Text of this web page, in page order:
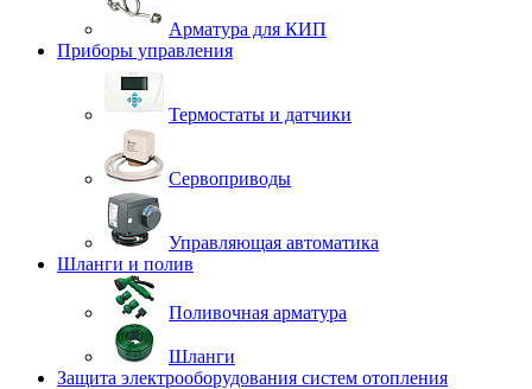
Арматура для КИП
Приборы управления
Термостаты и датчики
Сервоприводы
Управляющая автоматика
Шланги и полив
Поливочная арматура
Шланги
Защита электрооборудования систем отопления